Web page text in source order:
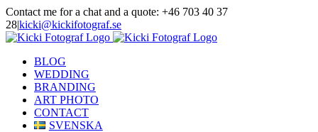
Skip
to
content
Contact me for a chat and a quote: +46 703 40 37
28|kicki@kickifotograf.se
Instagram
Facebook
BLOG
WEDDING
BRANDING
ART PHOTO
CONTACT
SVENSKA